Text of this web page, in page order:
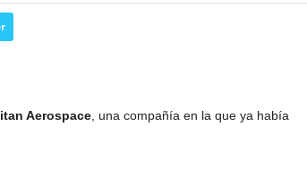
Aerospace, una compañía en la que ya había